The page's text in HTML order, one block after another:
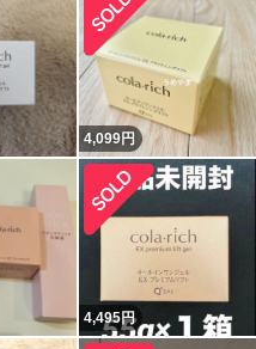
4,099円
4,495円